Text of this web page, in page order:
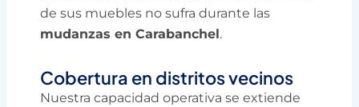
de sus muebles no sufra durante las
mudanzas en Carabanchel.
Cobertura en distritos vecinos
Nuestra capacidad operativa se extiende